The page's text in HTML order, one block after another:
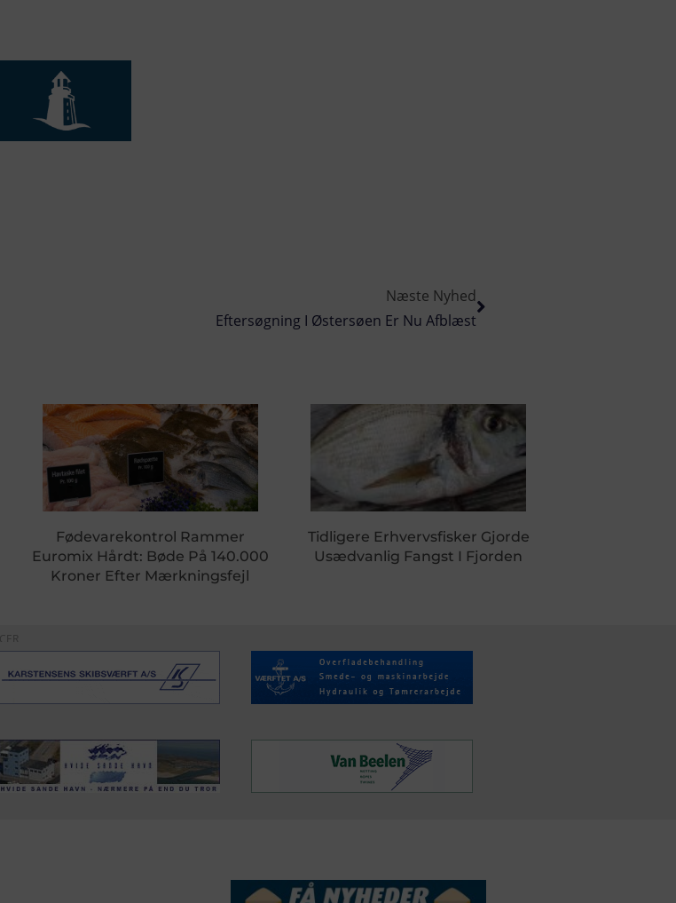
Næste Nyhed
Eftersøgning I Østersøen Er Nu Afblæst
Fødevarekontrol Rammer
Euromix Hårdt: Bøde På 140.000
Kroner Efter Mærkningsfejl
Tidligere Erhvervsfisker Gjorde
Usædvanlig Fangst I Fjorden